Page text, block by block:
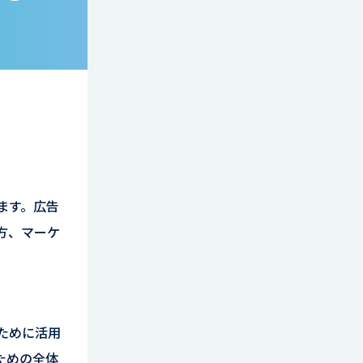
す。広告
、マーケ
めに活用
めの全体